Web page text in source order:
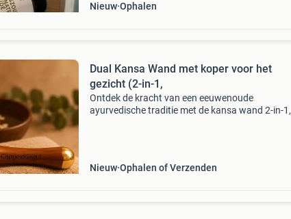
Nieuw Ophalen
Dual Kansa Wand met koper voor het
gezicht (2-in-1,
Ontdek de kracht van een eeuwenoude
ayurvedische traditie met de kansa wand 2-in-1,
Nieuw Ophalen of Verzenden